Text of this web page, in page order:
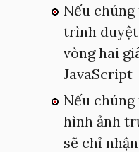
Nếu
trình duyệt
vòng hai
JavaScript
Nếu chúng
hình ảnh
sẽ chỉ